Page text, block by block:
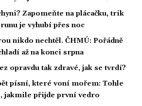
Zapomeňte na plácačku, trik
je vyhubí přes noc
nikdo nechtěl. ČHMÚ: Pořádně
až na konci srpna
opravdu tak zdravé, jak se tvrdí?
písní, které voní mořem: Tohle
jakmile přijde první vedro